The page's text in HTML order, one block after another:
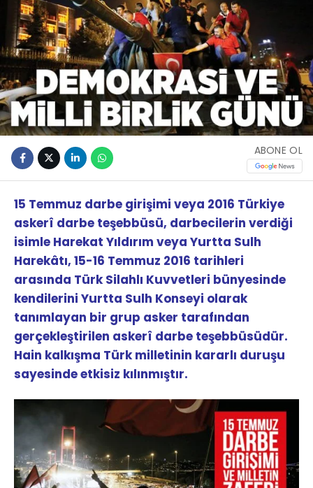
ABONE OL
15 Temmuz darbe girişimi veya 2016 Türkiye
askerî darbe teşebbüsü, darbecilerin verdiği
isimle Harekat Yıldırım veya Yurtta Sulh
Harekâtı, 15-16 Temmuz 2016 tarihleri
arasında Türk Silahlı Kuvvetleri bünyesinde
kendilerini Yurtta Sulh Konseyi olarak
tanımlayan bir grup asker tarafından
gerçekleştirilen askerî darbe teşebbüsüdür.
Hain kalkışma Türk milletinin kararlı duruşu
sayesinde etkisiz kılınmıştır.